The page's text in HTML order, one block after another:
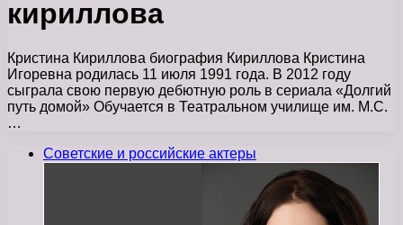
кириллова
Кристина Кириллова биография Кириллова Кристина
Игоревна родилась 11 июля 1991 года. В 2012 году
сыграла свою первую дебютную роль в сериала «Долгий
путь домой» Обучается в Театральном училище им. М.С.
…
Советские и российские актеры